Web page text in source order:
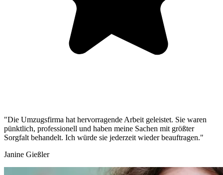
"Die Umzugsfirma hat hervorragende Arbeit geleistet. Sie waren
pünktlich, professionell und haben meine Sachen mit größter
Sorgfalt behandelt. Ich würde sie jederzeit wieder beauftragen."
Janine Gießler